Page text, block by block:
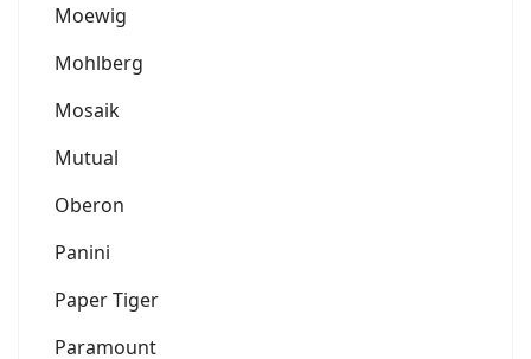
Moewig
Mohlberg
Mosaik
Mutual
Oberon
Panini
Paper Tiger
Paramount